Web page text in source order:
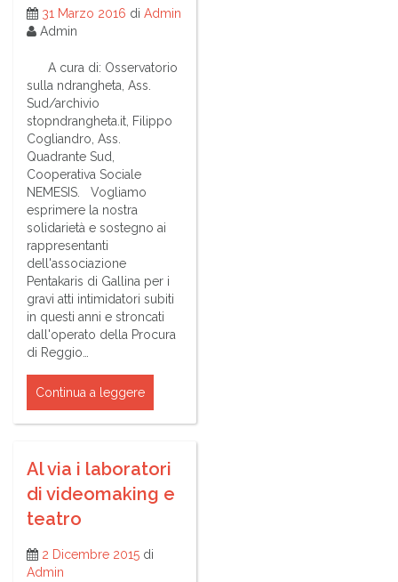
31 Marzo 2016 di Admin
Admin
A cura di: Osservatorio
sulla ndrangheta, Ass.
Sud/archivio
stopndrangheta.it, Filippo
Cogliandro, Ass.
Quadrante Sud,
Cooperativa Sociale
NEMESIS. Vogliamo
esprimere la nostra
solidarietà e sostegno ai
rappresentanti
dell'associazione
Pentakaris di Gallina per i
gravi atti intimidatori subiti
in questi anni e stroncati
dall'operato della Procura
di Reggio…
Continua a leggere
Al via i laboratori
di videomaking e
teatro
2 Dicembre 2015 di
Admin